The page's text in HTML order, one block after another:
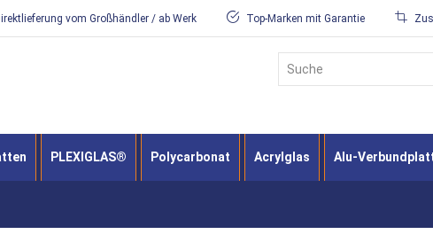
vom Großhändler / ab Werk Top-Marken mit Garantie
Suche
PLEXIGLAS® Polycarbonat Acrylglas Alu-